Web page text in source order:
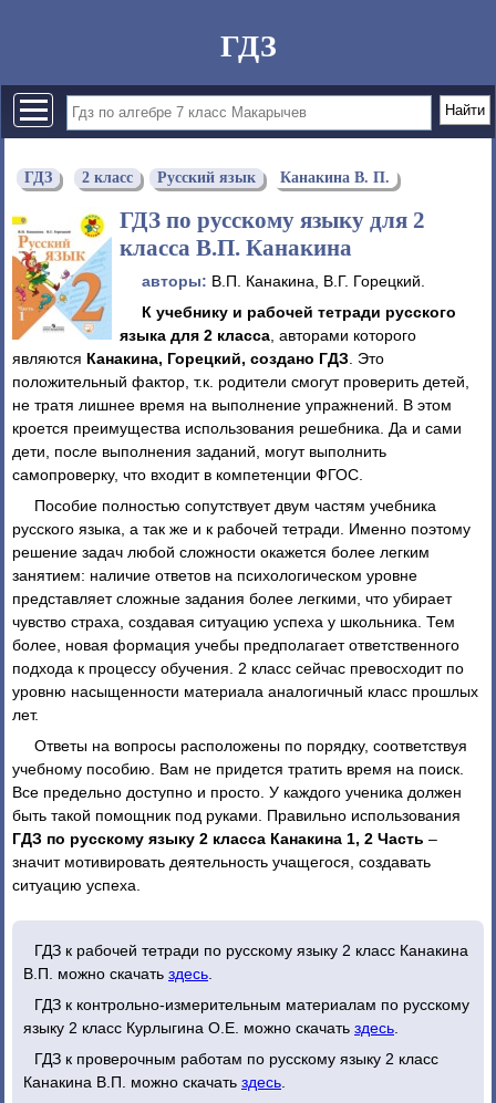
ГДЗ
ГДЗ 2 класс Русский язык Канакина В. П.
ГДЗ по русскому языку для 2
класса В.П. Канакина
авторы: В.П. Канакина, В.Г. Горецкий.
К учебнику и рабочей тетради русского
языка для 2 класса, авторами которого
являются Канакина, Горецкий, создано ГДЗ. Это
положительный фактор, т.к. родители смогут проверить детей,
не тратя лишнее время на выполнение упражнений. В этом
кроется преимущества использования решебника. Да и сами
дети, после выполнения заданий, могут выполнить
самопроверку, что входит в компетенции ФГОС.
Пособие полностью сопутствует двум частям учебника
русского языка, а так же и к рабочей тетради. Именно поэтому
решение задач любой сложности окажется более легким
занятием: наличие ответов на психологическом уровне
представляет сложные задания более легкими, что убирает
чувство страха, создавая ситуацию успеха у школьника. Тем
более, новая формация учебы предполагает ответственного
подхода к процессу обучения. 2 класс сейчас превосходит по
уровню насыщенности материала аналогичный класс прошлых
лет.
Ответы на вопросы расположены по порядку, соответствуя
учебному пособию. Вам не придется тратить время на поиск.
Все предельно доступно и просто. У каждого ученика должен
быть такой помощник под руками. Правильно использования
ГДЗ по русскому языку 2 класса Канакина 1, 2 Часть –
значит мотивировать деятельность учащегося, создавать
ситуацию успеха.
ГДЗ к рабочей тетради по русскому языку 2 класс Канакина
В.П. можно скачать здесь.
ГДЗ к контрольно-измерительным материалам по русскому
языку 2 класс Курлыгина О.Е. можно скачать здесь.
ГДЗ к проверочным работам по русскому языку 2 класс
Канакина В.П. можно скачать здесь.